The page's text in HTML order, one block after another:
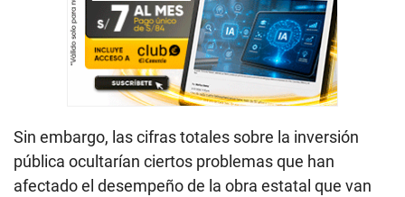
Sin embargo, las cifras totales sobre la inversión
pública ocultarían ciertos problemas que han
afectado el desempeño de la obra estatal que van